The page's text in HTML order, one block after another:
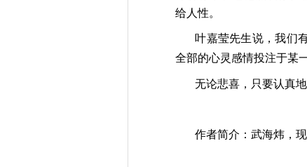
给人性。
叶嘉莹先生说，我们
全部的心灵感情投注于某
无论悲喜，只要认真
作者简介：武海炜，